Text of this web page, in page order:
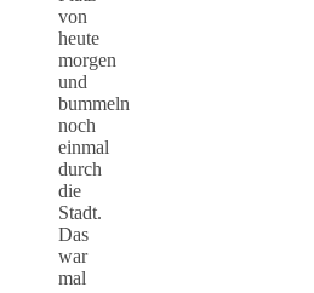
von
heute
morgen
und
bummeln
noch
einmal
durch
die
Stadt.
Das
war
mal